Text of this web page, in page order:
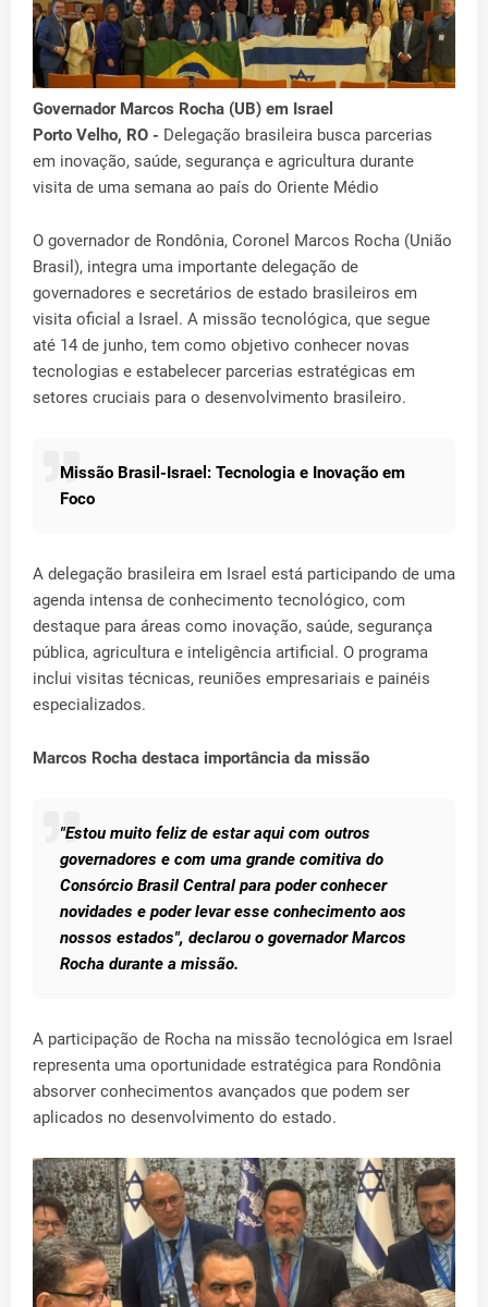
Governador Marcos Rocha (UB) em Israel
Porto Velho, RO - Delegação brasileira busca parcerias
em inovação, saúde, segurança e agricultura durante
visita de uma semana ao país do Oriente Médio
O governador de Rondônia, Coronel Marcos Rocha (União
Brasil), integra uma importante delegação de
governadores e secretários de estado brasileiros em
visita oficial a Israel. A missão tecnológica, que segue
até 14 de junho, tem como objetivo conhecer novas
tecnologias e estabelecer parcerias estratégicas em
setores cruciais para o desenvolvimento brasileiro.
Missão Brasil-Israel: Tecnologia e Inovação em
Foco
A delegação brasileira em Israel está participando de uma
agenda intensa de conhecimento tecnológico, com
destaque para áreas como inovação, saúde, segurança
pública, agricultura e inteligência artificial. O programa
inclui visitas técnicas, reuniões empresariais e painéis
especializados.
Marcos Rocha destaca importância da missão
"Estou muito feliz de estar aqui com outros
governadores e com uma grande comitiva do
Consórcio Brasil Central para poder conhecer
novidades e poder levar esse conhecimento aos
nossos estados", declarou o governador Marcos
Rocha durante a missão.
A participação de Rocha na missão tecnológica em Israel
representa uma oportunidade estratégica para Rondônia
absorver conhecimentos avançados que podem ser
aplicados no desenvolvimento do estado.